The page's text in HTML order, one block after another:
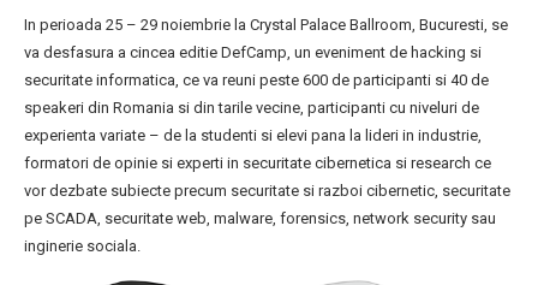
In perioada 25 – 29 noiembrie la Crystal Palace Ballroom, Bucuresti, se
va desfasura a cincea editie DefCamp, un eveniment de hacking si
securitate informatica, ce va reuni peste 600 de participanti si 40 de
speakeri din Romania si din tarile vecine, participanti cu niveluri de
experienta variate – de la studenti si elevi pana la lideri in industrie,
formatori de opinie si experti in securitate cibernetica si research ce
vor dezbate subiecte precum securitate si razboi cibernetic, securitate
pe SCADA, securitate web, malware, forensics, network security sau
inginerie sociala.